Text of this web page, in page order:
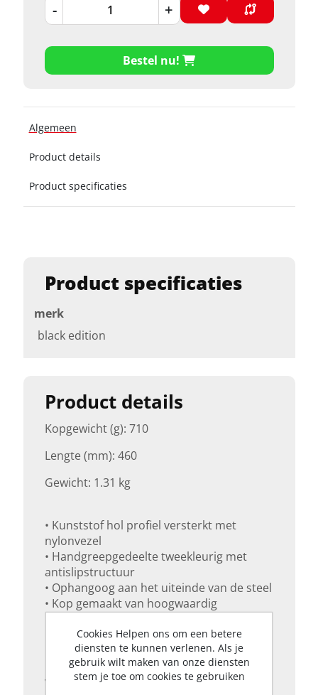
Product details
Kopgewicht (g): 710
Lengte (mm): 460
Gewicht: 1.31 kg
• Kunststof hol profiel versterkt met
nylonvezel
• Handgreepgedeelte tweekleurig met
antislipstructuur
• Ophangoog aan het uiteinde van de steel
• Kop gemaakt van hoogwaardig
handgreep
• TÜV- en GS-gecertificeerd
• Mes en transportbescherming voor
veilige opslag
Product specificaties
merk
black edition
- +
Bestel nu!
Algemeen
Product details
Product specificaties
Cookies Helpen ons om een betere
diensten te kunnen verlenen. Als je
gebruik wilt maken van onze diensten
stem je toe om cookies te gebruiken